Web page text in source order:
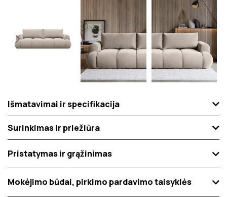
Išmatavimai ir specifikacija
Surinkimas ir priežiūra
Pristatymas ir grąžinimas
Mokėjimo būdai, pirkimo pardavimo taisyklės